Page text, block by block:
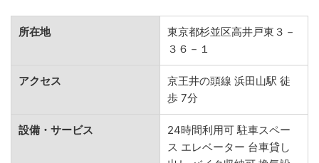
所在地
東京都杉並区高井戸東３－
３６－１
アクセス
京王井の頭線 浜田山駅 徒
歩 7分
設備・サービス
24時間利用可 駐車スペー
ス エレベーター 台車貸し